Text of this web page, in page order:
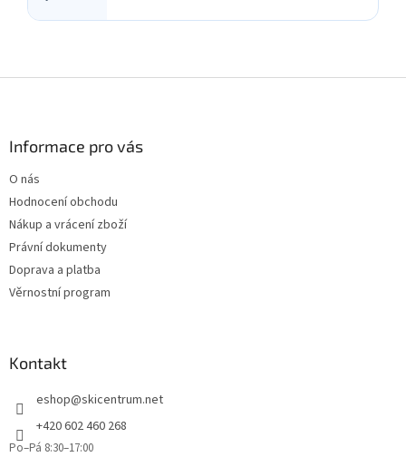
Informace pro vás
O nás
Hodnocení obchodu
Nákup a vrácení zboží
Právní dokumenty
Doprava a platba
Věrnostní program
Kontakt
eshop@skicentrum.net
+420 602 460 268
Po–Pá 8:30–17:00